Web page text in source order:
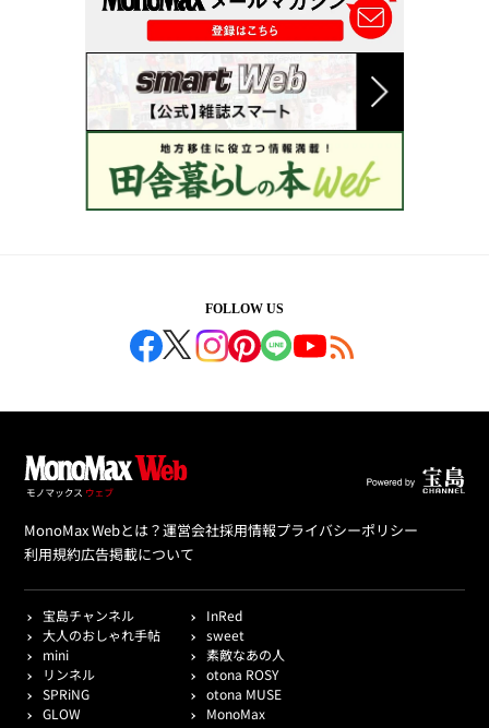
FOLLOW US
MonoMax Webとは？運営会社採用情報プライバシーポリシー
利用規約広告掲載について
宝島チャンネル
InRed
大人のおしゃれ手帖
sweet
mini
素敵なあの人
リンネル
otona ROSY
SPRiNG
otona MUSE
GLOW
MonoMax